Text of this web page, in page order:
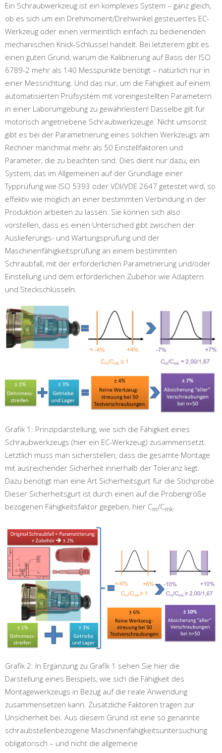
Ein Schraubwerkzeug ist ein komplexes System – ganz gleich,
ob es sich um ein Drehmoment/Drehwinkel gesteuertes EC-
Werkzeug oder einen vermeintlich einfach zu bedienenden
mechanischen Knick-Schlüssel handelt. Bei letzterem gibt es
einen guten Grund, warum die Kalibrierung auf Basis der ISO
6789-2 mehr als 140 Messpunkte benötigt – natürlich nur in
einer Messrichtung. Und das nur, um die Fähigkeit auf einem
automatisierten Prüfsystem mit voreingestellten Parametern
in einer Laborumgebung zu gewährleisten! Dasselbe gilt für
motorisch angetriebene Schraubwerkzeuge. Nicht umsonst
gibt es bei der Parametrierung eines solchen Werkzeugs am
Rechner manchmal mehr als 50 Einstellfaktoren und
Parameter, die zu beachten sind. Dies dient nur dazu, ein
System, das im Allgemeinen auf der Grundlage einer
Typprüfung wie ISO 5393 oder VDI/VDE 2647 getestet wird, so
effektiv wie möglich an einer bestimmten Verbindung in der
Produktion arbeiten zu lassen. Sie können sich also
vorstellen, dass es einen Unterschied gibt zwischen der
Auslieferungs- und Wartungsprüfung und der
Maschinenfähigkeitsprüfung an einem bestimmten
Schraubfall, mit der erforderlichen Parametrierung und/oder
Einstellung und dem erforderlichen Zubehör wie Adaptern
und Steckschlüsseln.
Grafik 1: Prinzipdarstellung, wie sich die Fähigkeit eines
Schraubwerkzeugs (hier ein EC-Werkzeug) zusammensetzt.
Letztlich muss man sicherstellen, dass die gesamte Montage
mit ausreichender Sicherheit innerhalb der Toleranz liegt.
Dazu benötigt man eine Art Sicherheitsgurt für die Stichprobe.
Dieser Sicherheitsgurt ist durch einen auf die Probengröße
bezogenen Fähigkeitsfaktor gegeben, hier Cm/Cmk
Grafik 2: In Ergänzung zu Grafik 1 sehen Sie hier die
Darstellung eines Beispiels, wie sich die Fähigkeit des
Montagewerkzeugs in Bezug auf die reale Anwendung
zusammensetzen kann. Zusätzliche Faktoren tragen zur
Unsicherheit bei. Aus diesem Grund ist eine so genannte
schraubstellenbezogene Maschinenfähigkeitsuntersuchung
obligatorisch – und nicht die allgemeine